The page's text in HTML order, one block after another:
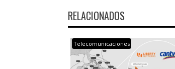
RELACIONADOS
Telecomunicaciones